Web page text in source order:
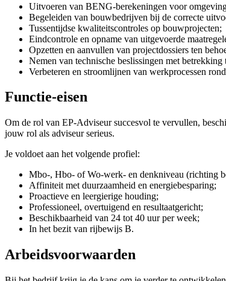
Uitvoeren van BENG-berekeningen voor
Begeleiden van bouwbedrijven bij de correcte
Tussentijdse kwaliteitscontroles op bouwprojecten;
Eindcontrole en opname van uitgevoerde
Opzetten en aanvullen van projectdossiers ten
Nemen van technische beslissingen met betrekking
Verbeteren en stroomlijnen van werkprocessen
Functie-eisen
Om de rol van EP-Adviseur succesvol te vervullen,
jouw rol als adviseur serieus.
Je voldoet aan het volgende profiel:
Mbo-, Hbo- of Wo-werk- en denkniveau (richting
Affiniteit met duurzaamheid en energiebesparing;
Proactieve en leergierige houding;
Professioneel, overtuigend en resultaatgericht;
Beschikbaarheid van 24 tot 40 uur per week;
In het bezit van rijbewijs B.
Arbeidsvoorwaarden